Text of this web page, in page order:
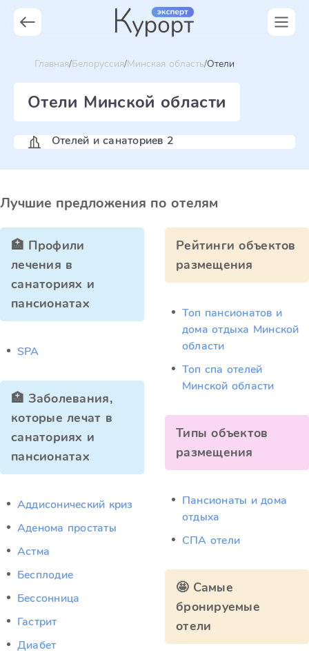
Главная Белоруссия Минская область Отели
Отели Минской области
Отелей и санаториев 2
Лучшие предложения по отелям
🏥 Профили
лечения в
санаториях и
пансионатах
SPA
🏥 Заболевания,
которые лечат в
санаториях и
пансионатах
Аддисонический криз
Аденома простаты
Астма
Бесплодие
Бессонница
Гастрит
Диабет
Рейтинги объектов
размещения
Топ пансионатов и
дома отдыха Минской
области
Топ спа отелей
Минской области
Типы объектов
размещения
Пансионаты и дома
отдыха
СПА отели
🤩 Самые
бронируемые
отели